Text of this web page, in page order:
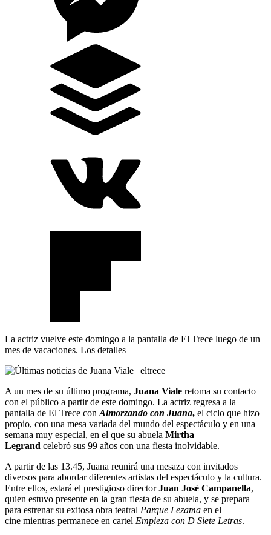
La actriz vuelve este domingo a la pantalla de El Trece luego de un
mes de vacaciones. Los detalles
A un mes de su último programa, Juana Viale retoma su contacto
con el público a partir de este domingo. La actriz regresa a la
pantalla de El Trece con Almorzando con Juana, el ciclo que hizo
propio, con una mesa variada del mundo del espectáculo y en una
semana muy especial, en el que su abuela Mirtha
Legrand celebró sus 99 años con una fiesta inolvidable.
A partir de las 13.45, Juana reunirá una mesaza con invitados
diversos para abordar diferentes artistas del espectáculo y la cultura.
Entre ellos, estará el prestigioso directorJuan José Campanella,
quien estuvo presente en la gran fiesta de su abuela, y se prepara
para estrenar su exitosa obra teatral Parque Lezama en el
cine mientras permanece en cartel Empieza con D Siete Letras.